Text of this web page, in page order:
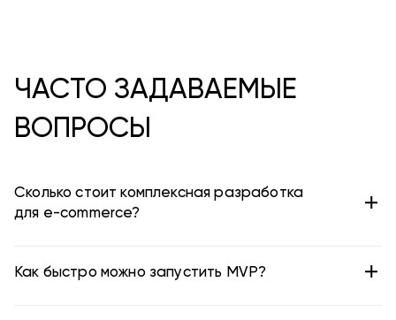
ЧАСТО ЗАДАВАЕМЫЕ
ВОПРОСЫ
Сколько стоит комплексная разработка
для e-commerce?
Как быстро можно запустить MVP?